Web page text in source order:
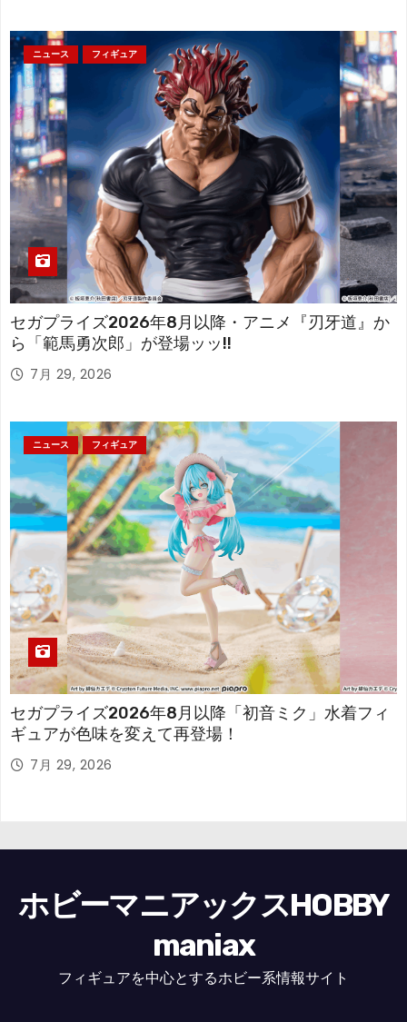
ニュース フィギュア
セガプライズ2026年8月以降・アニメ『刃牙道』か
ら「範馬勇次郎」が登場ッッ!!
7月 29, 2026
ニュース フィギュア
セガプライズ2026年8月以降「初音ミク」水着フィ
ギュアが色味を変えて再登場！
7月 29, 2026
ホビーマニアックスHOBBY
maniax
フィギュアを中心とするホビー系情報サイト